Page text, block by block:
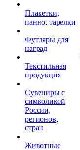
Плакетки,
панно, тарелки
Футляры для
наград
Текстильная
продукция
Сувениры с
символикой
России,
регионов,
стран
Животные